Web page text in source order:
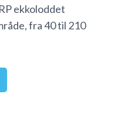
ekkoloddet
fra 40 til 210